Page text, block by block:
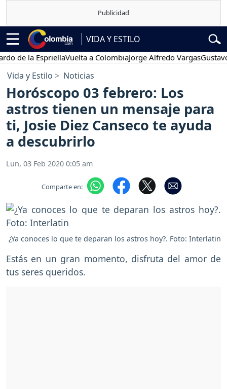
VIDA Y ESTILO
la EspriellaVuelta a ColombiaJorge Alfredo Vargas Gustavo Petro
Vida y Estilo Noticias
Horóscopo 03 febrero: Los
astros tienen un mensaje para
ti, Josie Diez Canseco te ayuda
a descubrirlo
Lun, 03 Feb 2020 0:05 am
Comparte en:
¿Ya conoces lo que te deparan los astros hoy?. Foto: Interlatin
Estás en un gran momento, disfruta del amor de
tus seres queridos.